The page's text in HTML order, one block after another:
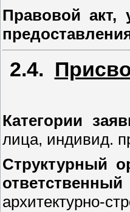
Правовой акт,
2.4.
Категории
лица, индивид.
Структурный
архитектурно-